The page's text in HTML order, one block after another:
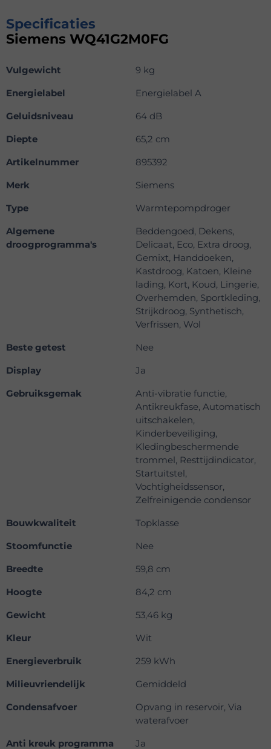
Specificaties
Siemens WQ41G2M0FG
Vulgewicht
9 kg
Energielabel
Energielabel A
Geluidsniveau
64 dB
Diepte
65,2 cm
Artikelnummer
895392
Merk
Siemens
Type
Warmtepompdroger
Algemene
droogprogramma's
Beddengoed, Dekens,
Delicaat, Eco, Extra droog,
Gemixt, Handdoeken,
Kastdroog, Katoen, Kleine
lading, Kort, Koud, Lingerie,
Overhemden, Sportkleding,
Strijkdroog, Synthetisch,
Verfrissen, Wol
Beste getest
Nee
Display
Ja
Gebruiksgemak
Anti-vibratie functie,
Antikreukfase, Automatisch
uitschakelen,
Kinderbeveiliging,
Kledingbeschermende
trommel, Resttijdindicator,
Startuitstel,
Vochtigheidssensor,
Zelfreinigende condensor
Bouwkwaliteit
Topklasse
Stoomfunctie
Nee
Breedte
59,8 cm
Hoogte
84,2 cm
Gewicht
53,46 kg
Kleur
Wit
Energieverbruik
259 kWh
Milieuvriendelijk
Gemiddeld
Condensafvoer
Opvang in reservoir, Via
waterafvoer
Anti kreuk programma
Ja